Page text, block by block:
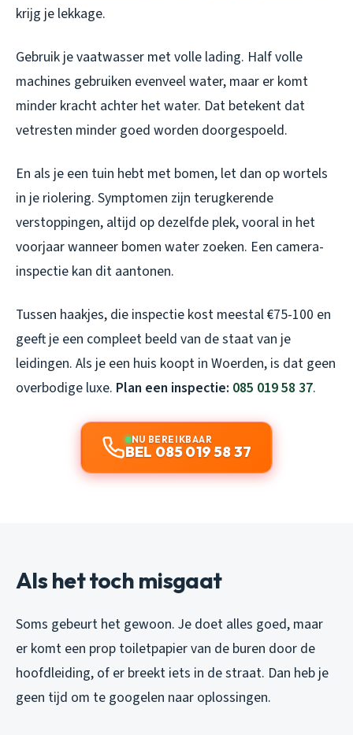
krijg je lekkage.
Gebruik je vaatwasser met volle lading. Half volle
machines gebruiken evenveel water, maar er komt
minder kracht achter het water. Dat betekent dat
vetresten minder goed worden doorgespoeld.
En als je een tuin hebt met bomen, let dan op wortels
in je riolering. Symptomen zijn terugkerende
verstoppingen, altijd op dezelfde plek, vooral in het
voorjaar wanneer bomen water zoeken. Een camera-
inspectie kan dit aantonen.
Tussen haakjes, die inspectie kost meestal €75-100 en
geeft je een compleet beeld van de staat van je
leidingen. Als je een huis koopt in Woerden, is dat geen
overbodige luxe. Plan een inspectie: 085 019 58 37.
NU BEREIKBAAR
BEL 085 019 58 37
Als het toch misgaat
Soms gebeurt het gewoon. Je doet alles goed, maar
er komt een prop toiletpapier van de buren door de
hoofdleiding, of er breekt iets in de straat. Dan heb je
geen tijd om te googelen naar oplossingen.